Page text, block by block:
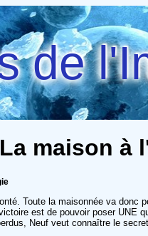
de
maison à
Toute la maisonnée va
est de pouvoir poser
Neuf veut connaître le